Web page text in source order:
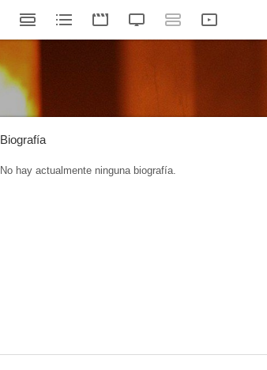
Biografía
No hay actualmente ninguna biografía.